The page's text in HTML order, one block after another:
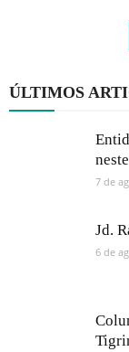
ÚLTIMOS
7 de
Jd.
6 de